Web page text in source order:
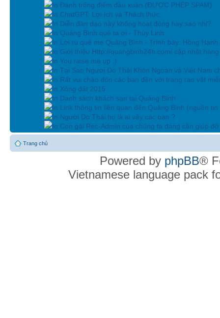
In Đánh trống điểm đầu xuân (ĐƯỢC PHÉP SPAM)
In ChatGPT: Lợi ích và Thách thức
In Diễn đàn dạo này không hoạt động hay sao nhỉ?
In Quảng Bình quê ta ơi - Thùy Linh
In Lời ru quê mẹ Quảng Bình - Trình bày: Hồng Hạnh
In Giới thiệu Http://quangbinh24h.com/ cập nhật
In You raise me up :)
In Tại Sao Người Do Thái Khôn Ngoan và Việt Nam
In Rất vui chào đón các bạn đền với trang rao vặt
In Xông đất 2015
In Danh sách khách sạn tại Quảng Bình
In Link thông tin liên quan đến Quảng Binh (nguồn tin
In Người Do Thái họ là ai vậy các bạn ?
In Con gái Rec-Admin của chúng ta đang cần giúp
Trang chủ
Powered by phpBB®
Vietnamese language pack